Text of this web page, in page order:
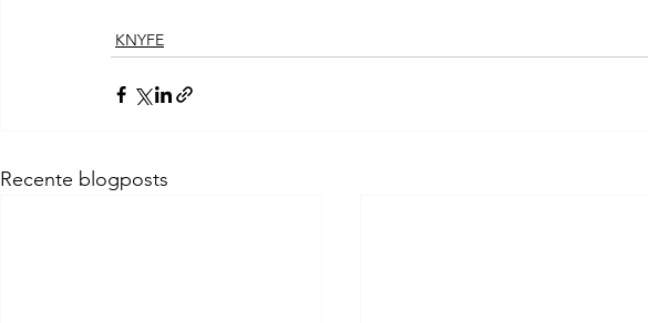
KNYFE
Recente blogposts